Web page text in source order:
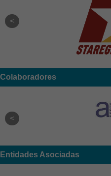
Colaboradores
Entidades Asociadas